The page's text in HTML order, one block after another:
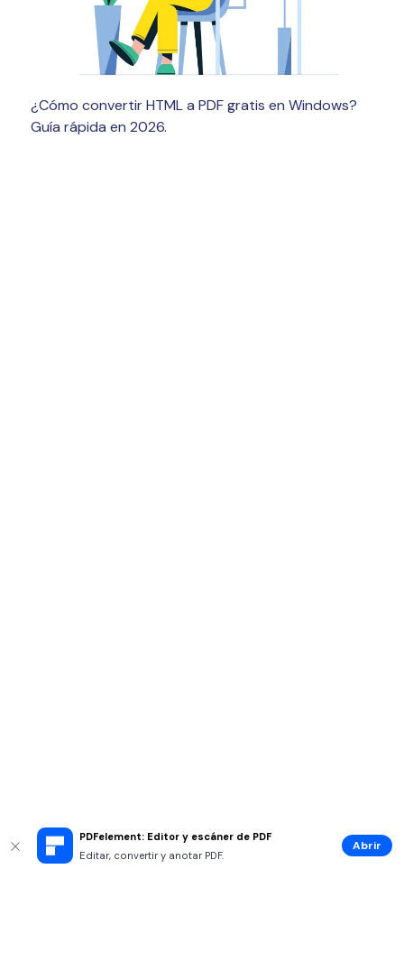
PDFelement: Editor y escáner de PDF
Editar, convertir y anotar PDF.
Abrir
¿Cómo convertir HTML a PDF gratis en Windows?
Guía rápida en 2026.